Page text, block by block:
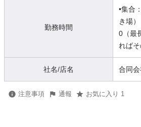
勤務時間
•集合
き場
0（最
ればそ
社名/店名 合同
注意事項 通報 お気に入り 1